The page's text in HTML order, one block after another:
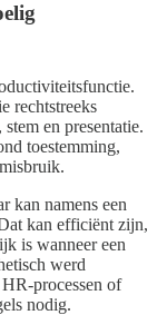
rechtstreeks
en presentatie.
toestemming,
kan namens een
kan efficiënt zijn,
is wanneer een
werd
processen of
nodig.